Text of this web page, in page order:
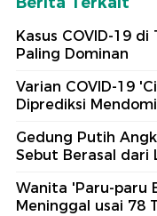
Kasus COVID-19
Paling Dominan
Varian COVID-19
Diprediksi
Gedung Putih
Sebut Berasal dari
Wanita 'Paru-paru
Meninggal usai 78